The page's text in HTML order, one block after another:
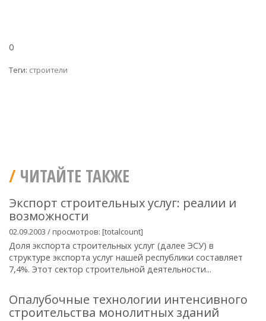
0
Теги: строители
ЧИТАЙТЕ ТАКЖЕ
Экспорт строительных услуг: реалии и
возможности
02.09.2003 / просмотров: [totalcount]
Доля экспорта строительных услуг (далее ЭСУ) в
структуре экспорта услуг нашей республики составляет
7,4%. Этот сектор строительной деятельности...
Опалубочные технологии интенсивного
строительства монолитных зданий